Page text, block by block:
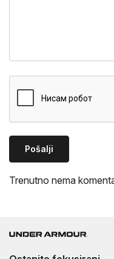
Pošalji
Trenutno nema